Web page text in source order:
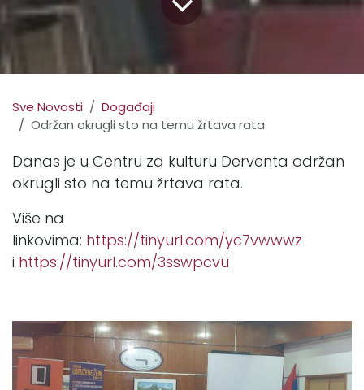
Sve Novosti
Događaji
Održan okrugli sto na temu žrtava rata
Danas je u Centru za kulturu Derventa održan
okrugli sto na temu žrtava rata.
Više na
linkovima: https://tinyurl.com/yc7vwwwz
i https://tinyurl.com/3sswpcvu